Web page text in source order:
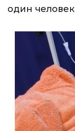
один человек